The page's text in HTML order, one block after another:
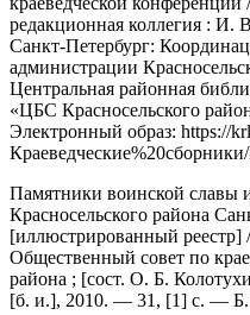
редакционная коллегия :
Санкт-Петербург:
администрации
Центральная районная
«ЦБС Красносельского
Электронный образ: https://
Памятники воинской славы
Красносельского района
[иллюстрированный реестр]
Общественный совет по
района ; [сост. О. Б.
[б. и.], 2010. — 31, [1] с. —